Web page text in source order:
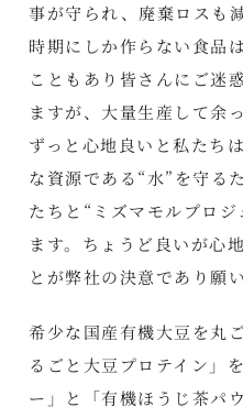
事が守られ、廃棄ロスも
時期にしか作らない食品
こともあり皆さんにご迷
ますが、大量生産して余
ずっと心地良いと私たち
な資源である“水”を守る
たちと“ミズマモルプロ
ます。ちょうど良いが心
とが弊社の決意であり願い
希少な国産有機大豆を丸
るごと大豆プロテイン」
ー」と「有機ほうじ茶パ